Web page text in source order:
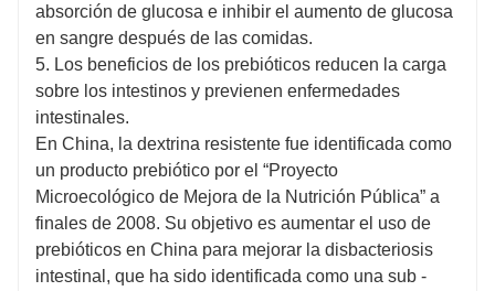
absorción de glucosa e inhibir el aumento de glucosa
en sangre después de las comidas.
5. Los beneficios de los prebióticos reducen la carga
sobre los intestinos y previenen enfermedades
intestinales.
En China, la dextrina resistente fue identificada como
un producto prebiótico por el “Proyecto
Microecológico de Mejora de la Nutrición Pública” a
finales de 2008. Su objetivo es aumentar el uso de
prebióticos en China para mejorar la disbacteriosis
intestinal, que ha sido identificada como una sub -